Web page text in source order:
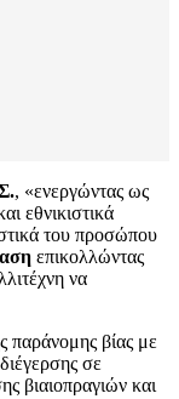
, «ενεργώντας ως
εθνικιστικά
του προσώπου
επικολλώντας
να
παράνομης βίας με
σε
βιαιοπραγιών και